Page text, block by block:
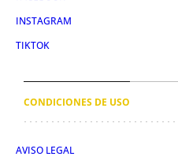
INSTAGRAM
TIKTOK
CONDICIONES DE USO
AVISO LEGAL